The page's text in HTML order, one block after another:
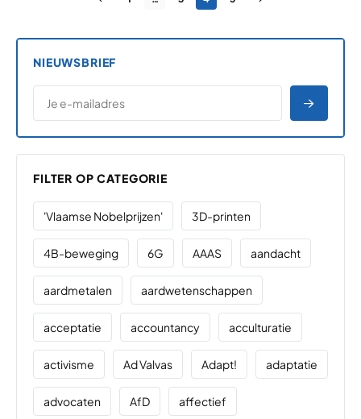
NIEUWSBRIEF
E-MAILADRES
*
FILTER OP CATEGORIE
'Vlaamse Nobelprijzen' 3D-printen
4B-beweging 6G AAAS aandacht
aardmetalen aardwetenschappen
acceptatie accountancy acculturatie
activisme Ad Valvas Adapt! adaptatie
advocaten AfD affectief